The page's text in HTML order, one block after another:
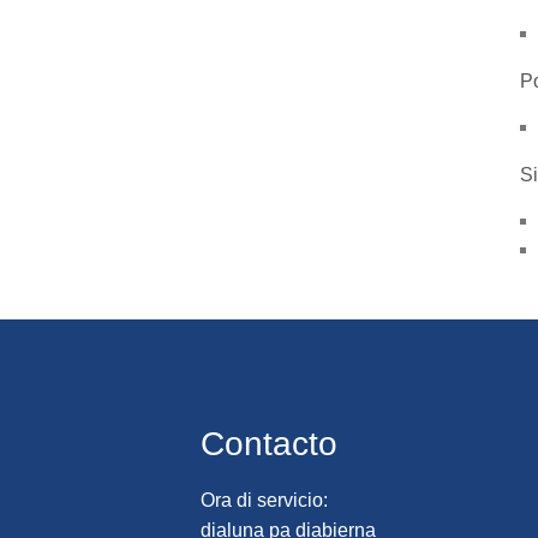
Contacto
Ora di servicio:
dialuna pa diabierna